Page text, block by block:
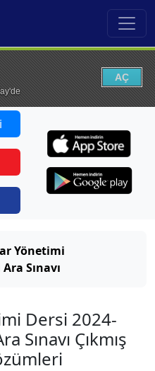
AÇ
Yönetimi
Sınavı
Dersi 2024-
Sınavı Çıkmış